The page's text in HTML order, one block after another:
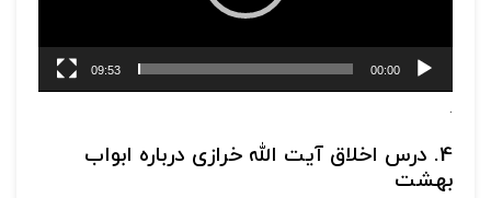
00:00
09:53
.
4. درس اخلاق آیت الله خرازی درباره ابواب
بهشت